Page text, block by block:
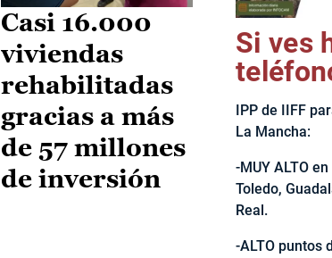
Casi 16.000
viviendas
rehabilitadas
gracias a más
de 57 millones
de inversión
Si ves
IPP de IIFF
La Mancha:
-MUY ALTO
Toledo,
Real.
-ALTO puntos